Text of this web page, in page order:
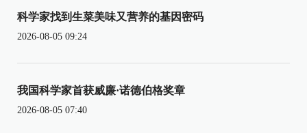
科学家找到生菜美味又营养的基因密码
2026-08-05 09:24
我国科学家首获威廉·诺德伯格奖章
2026-08-05 07:40